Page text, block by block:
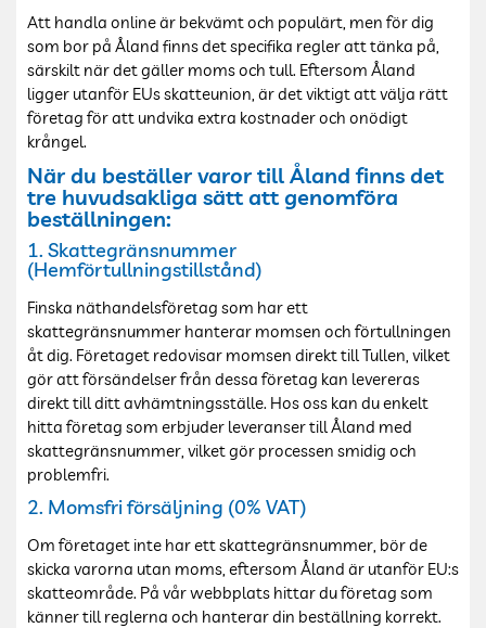
Att handla online är bekvämt och populärt, men för dig
som bor på Åland finns det specifika regler att tänka på,
särskilt när det gäller moms och tull. Eftersom Åland
ligger utanför EUs skatteunion, är det viktigt att välja rätt
företag för att undvika extra kostnader och onödigt
krångel.
När du beställer varor till Åland finns det
tre huvudsakliga sätt att genomföra
beställningen:
1. Skattegränsnummer
(Hemförtullningstillstånd)
Finska näthandelsföretag som har ett
skattegränsnummer hanterar momsen och förtullningen
åt dig. Företaget redovisar momsen direkt till Tullen, vilket
gör att försändelser från dessa företag kan levereras
direkt till ditt avhämtningsställe. Hos oss kan du enkelt
hitta företag som erbjuder leveranser till Åland med
skattegränsnummer, vilket gör processen smidig och
problemfri.
2. Momsfri försäljning (0% VAT)
Om företaget inte har ett skattegränsnummer, bör de
skicka varorna utan moms, eftersom Åland är utanför EU:s
skatteområde. På vår webbplats hittar du företag som
känner till reglerna och hanterar din beställning korrekt.